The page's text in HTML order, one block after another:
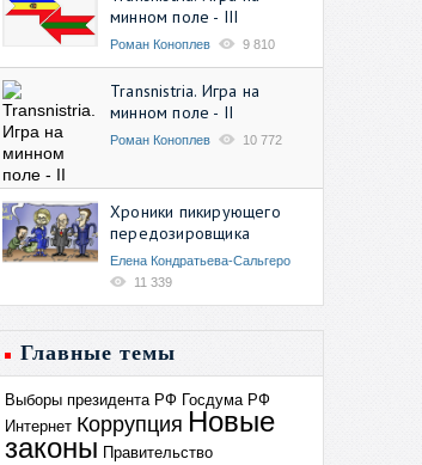
минном поле - III
Роман Коноплев 9 810
Transnistria. Игра на
минном поле - II
Роман Коноплев 10 772
Хроники пикирующего
передозировщика
Елена Кондратьева-Сальгеро
11 339
Главные темы
Выборы президента РФ Госдума РФ
Интернет Коррупция Новые
законы Правительство